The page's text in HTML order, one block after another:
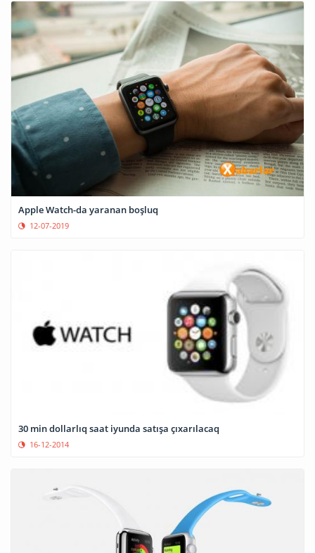
Apple Watch-da yaranan boşluq
12-07-2019
30 min dollarlıq saat iyunda satışa çıxarılacaq
16-12-2014